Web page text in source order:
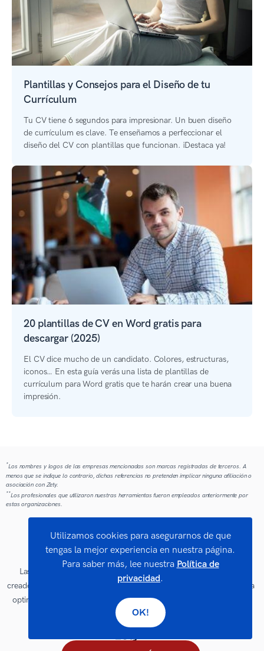
Plantillas y Consejos para el Diseño de tu
Currículum
Tu CV tiene 6 segundos para impresionar. Un buen diseño
de currículum es clave. Te enseñamos a perfeccionar el
diseño del CV con plantillas que funcionan. ¡Destaca ya!
20 plantillas de CV en Word gratis para
descargar (2025)
El CV dice mucho de un candidato. Colores, estructuras,
iconos… En esta guía verás una lista de plantillas de
currículum para Word gratis que te harán crear una buena
impresión.
*Los nombres y logos de las empresas mencionadas son marcas registradas de terceros. A
menos que se indique lo contrario, dichas referencias no pretenden implicar ninguna afiliación o
asociación con Zety.
**Los profesionales que utilizaron nuestras herramientas fueron empleados anteriormente por
estas organizaciones.
Las plantillas de CV de Zety y nuestro editor profesional están
creados por expertos en desarrollo de carrera. Elige la mejor plantilla
optimizada para ATS, lista para descargar y avalada por cientos de
opiniones, y consigue el trabajo que buscas.
Utilizamos cookies para asegurarnos de que
tengas la mejor experiencia en nuestra página.
Para saber más, lee nuestra Política de
privacidad.
OK!